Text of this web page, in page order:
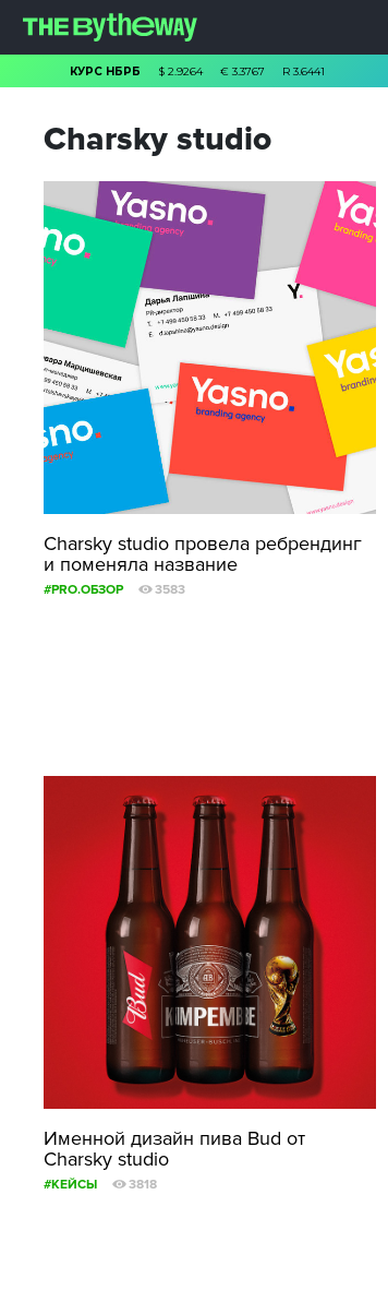
КУРС НБРБ $ 2.9264 € 3.3767 R 3.6441
Charsky studio
Charsky studio провела ребрендинг
и поменяла название
#PRO.ОБЗОР 3583
Именной дизайн пива Bud от
Charsky studio
#КЕЙСЫ 3818